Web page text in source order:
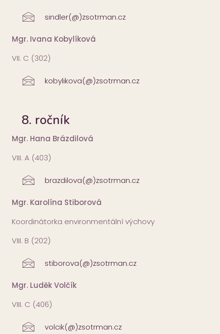
sindler(@)zsotrman.cz
Mgr. Ivana Kobylíková
VII. C (302)
kobylikova(@)zsotrman.cz
8. ročník
Mgr. Hana Brázdilová
VIII. A (403)
brazdilova(@)zsotrman.cz
Mgr. Karolína Stiborová
Koordinátorka environmentální výchovy
VIII. B (202)
stiborova(@)zsotrman.cz
Mgr. Luděk Volčík
VIII. C (406)
volcik(@)zsotrman.cz